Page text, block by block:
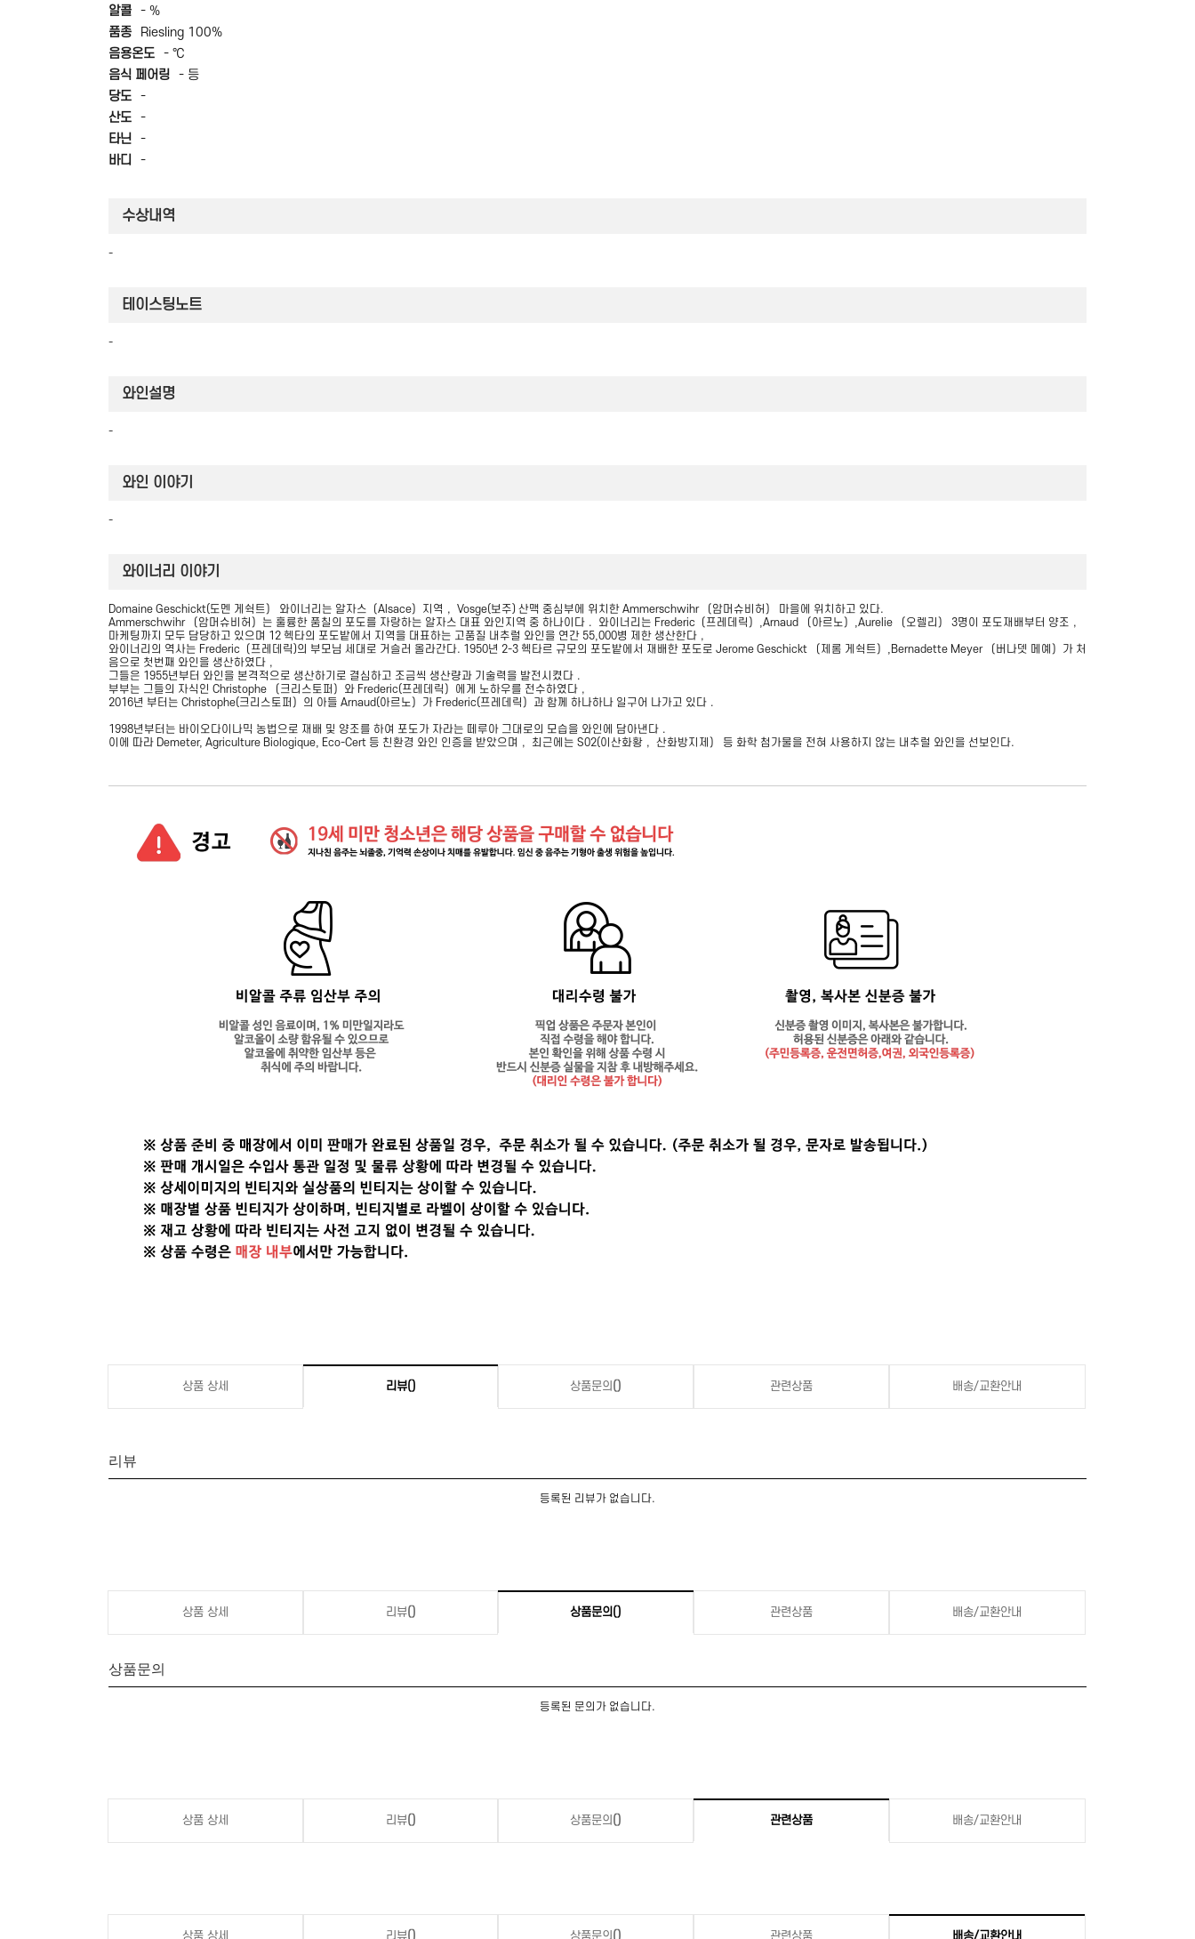
알콜 - %
품종
Riesling 100%
음용온도 - ℃
음식 페어링 - 등
당도 -
산도 -
타닌 -
바디
-
수상내역
-
테이스팅노트
-
와인설명
-
와인 이야기
-
와이너리 이야기
Domaine Geschickt(도멘 게쉭트） 와이너리는 알자스（Alsace）지역， Vosge(보주) 산맥 중심부에 위치한 Ammerschwihr （암머슈비허） 마을에 위치하고 있다.
Ammerschwihr （암머슈비허）는 훌륭한 품칠의 포도를 자랑하는 알자스 대표 와인지역 중 하나이다． 와이너리는 Frederic（프레데릭）,Arnaud （아르노）,Aurelie （오렐리） 3명이 포도재배부터 양조，
마케팅까지 모두 담당하고 있으며 12 헥타의 포도밭에서 지역을 대표하는 고품질 내추럴 와인을 연간 55,000병 제한 생산한다，
와이너리의 역사는 Frederic（프레데릭)의 부모님 세대로 거슬러 올라간다. 1950년 2-3 헥타르 규모의 포도밭에서 재배한 포도로 Jerome Geschickt （제롬 게쉭트）,Bernadette Meyer （버나뎃 메예）가 처
음으로 첫번째 와인을 생산하였다，
그들은 1955년부터 와인을 본격적으로 생산하기로 결심하고 조금씩 생산량과 기술력을 발전시켰다．
부부는 그들의 자식인 Christophe （크리스토퍼）와 Frederic(프레데릭）에게 노하우를 전수하였다，
2016년 부터는 Christophe(크리스토퍼）의 아들 Arnaud(아르노）가 Frederic(프레데릭）과 함께 하나하나 일구어 나가고 있다．
1998년부터는 바이오다이나믹 농법으로 재배 및 양조를 하여 포도가 자라는 떼루아 그대로의 모습을 와인에 담아낸다．
이에 따라 Demeter, Agriculture Biologique, Eco-Cert 등 친환경 와인 인증을 받았으며， 최근에는 S02(이산화황， 산화방지제） 등 화학 첨가물을 전혀 사용하지 않는 내추럴 와인을 선보인다.
상품 상세 리뷰() 상품문의 () 관련상품 배송/교환안내
리뷰
등록된 리뷰가 없습니다.
상품 상세 리뷰() 상품문의 () 관련상품 배송/교환안내
상품문의
등록된 문의가 없습니다.
상품 상세 리뷰() 상품문의 () 관련상품 배송/교환안내
상품 상세 리뷰() 상품문의 () 관련상품 배송/교환안내